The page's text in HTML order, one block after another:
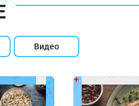
Видео